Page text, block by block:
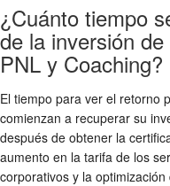
¿Cuánto tiempo
de la inversión
PNL y Coaching?
El tiempo para ver el retorno
comienzan a recuperar su
después de obtener la
aumento en la tarifa de los
corporativos y la